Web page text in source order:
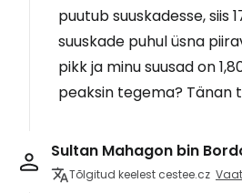
puutub suuskadesse, siis
suuskade puhul üsna
pikk ja minu suusad on
peaksin tegema? Tänan
Sultan Mahagon bin
Tõlgitud keelest cestee.cz